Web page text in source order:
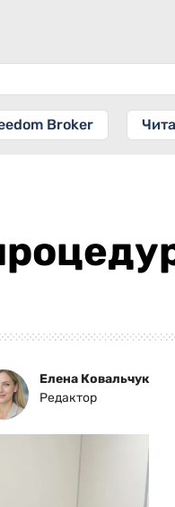
Broker
Елена Ковальчук
Редактор